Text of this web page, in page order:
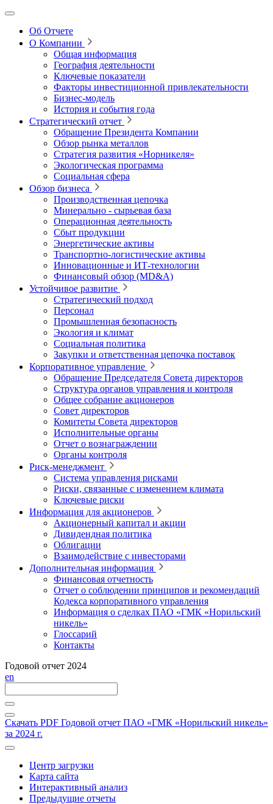
Об Отчете
О Компании
Общая информация
География деятельности
Ключевые показатели
Факторы инвестиционной привлекательности
Бизнес-модель
История и события года
Стратегический отчет
Обращение Президента Компании
Обзор рынка металлов
Стратегия развития «Норникеля»
Экологическая программа
Социальная сфера
Обзор бизнеса
Производственная цепочка
Минерально ‑ сырьевая база
Операционная деятельность
Сбыт продукции
Энергетические активы
Транспортно-логистические активы
Инновационные и ИТ‑технологии
Финансовый обзор (MD&A)
Устойчивое развитие
Стратегический подход
Персонал
Промышленная безопасность
Экология и климат
Социальная политика
Закупки и ответственная цепочка поставок
Корпоративное управление
Обращение Председателя Совета директоров
Структура органов управления и контроля
Общее собрание акционеров
Совет директоров
Комитеты Совета директоров
Исполнительные органы
Отчет о вознаграждении
Органы контроля
Риск-менеджмент
Система управления рисками
Риски, связанные с изменением климата
Ключевые риски
Информация для акционеров
Акционерный капитал и акции
Дивидендная политика
Облигации
Взаимодействие с инвесторами
Дополнительная информация
Финансовая отчетность
Отчет о соблюдении принципов и рекомендаций
Кодекса корпоративного управления
Информация о сделках ПАО «ГМК «Норильский
никель»
Глоссарий
Контакты
Годовой отчет 2024
en
Скачать PDF Годовой отчет ПАО «ГМК «Норильский никель»
за 2024 г.
Центр загрузки
Карта сайта
Интерактивный анализ
Предыдущие отчеты